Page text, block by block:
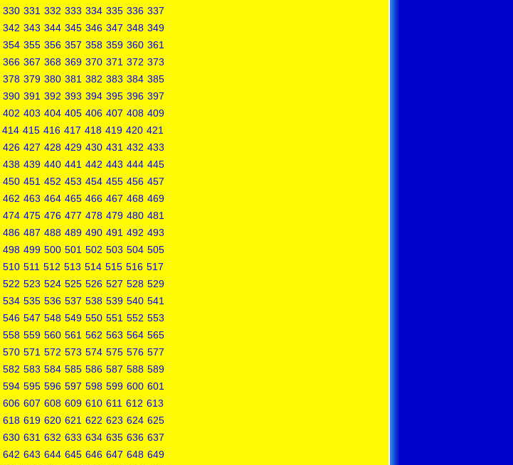
330 331 332 333 334 335 336 337
342 343 344 345 346 347 348 349
354 355 356 357 358 359 360 361
366 367 368 369 370 371 372 373
378 379 380 381 382 383 384 385
390 391 392 393 394 395 396 397
402 403 404 405 406 407 408 409
414 415 416 417 418 419 420 421
426 427 428 429 430 431 432 433
438 439 440 441 442 443 444 445
450 451 452 453 454 455 456 457
462 463 464 465 466 467 468 469
474 475 476 477 478 479 480 481
486 487 488 489 490 491 492 493
498 499 500 501 502 503 504 505
510 511 512 513 514 515 516 517
522 523 524 525 526 527 528 529
534 535 536 537 538 539 540 541
546 547 548 549 550 551 552 553
558 559 560 561 562 563 564 565
570 571 572 573 574 575 576 577
582 583 584 585 586 587 588 589
594 595 596 597 598 599 600 601
606 607 608 609 610 611 612 613
618 619 620 621 622 623 624 625
630 631 632 633 634 635 636 637
642 643 644 645 646 647 648 649